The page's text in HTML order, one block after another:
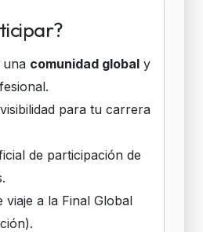
una comunidad global y
para tu carrera
de participación de
viaje a la Final Global